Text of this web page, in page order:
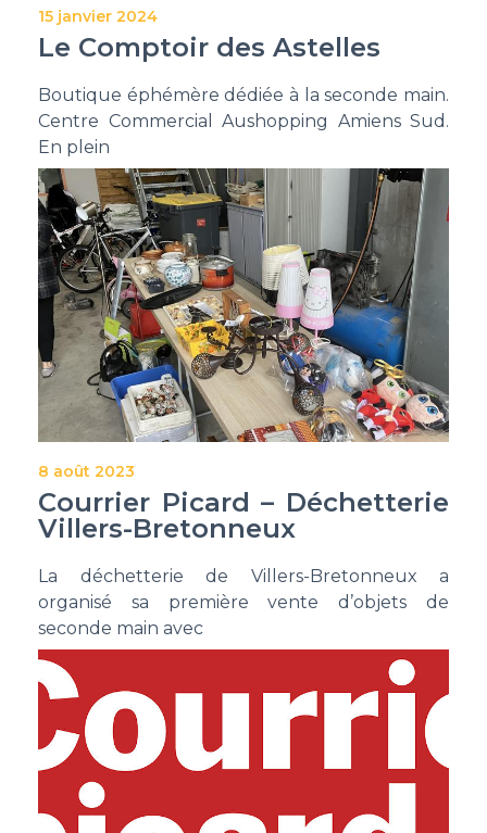
15 janvier 2024
Le Comptoir des Astelles
Boutique éphémère dédiée à la seconde main.
Centre Commercial Aushopping Amiens Sud.
En plein
8 août 2023
Courrier Picard – Déchetterie
Villers-Bretonneux
La déchetterie de Villers-Bretonneux a
organisé sa première vente d’objets de
seconde main avec